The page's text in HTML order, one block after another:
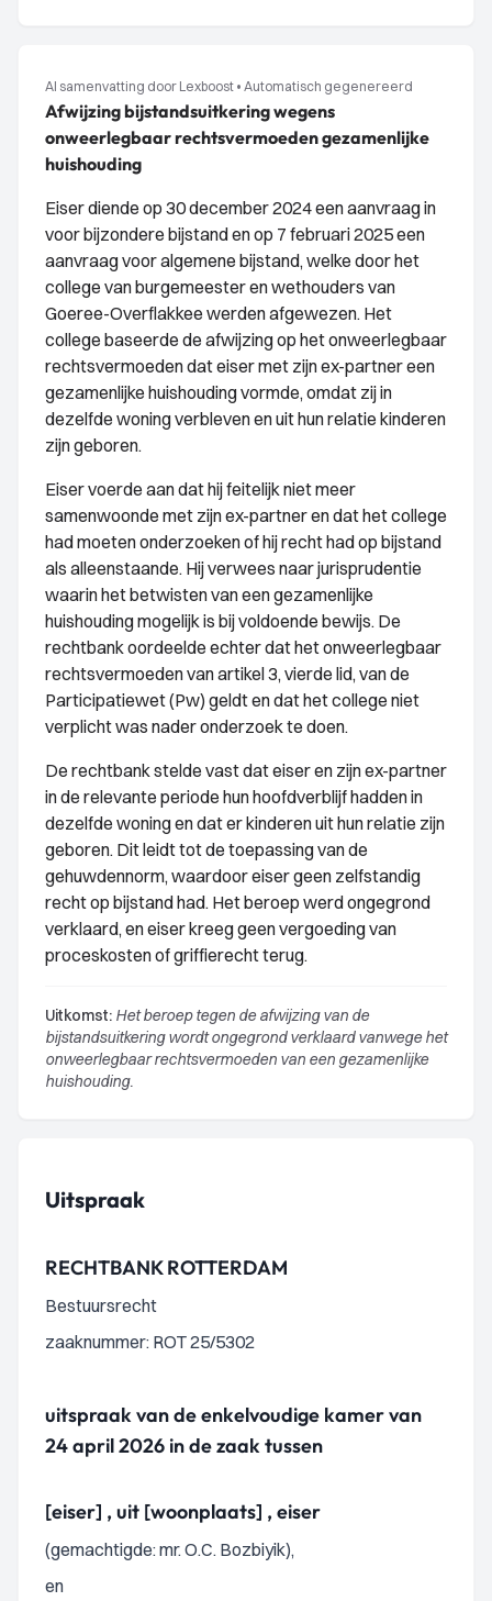
AI samenvatting door Lexboost • Automatisch gegenereerd
Afwijzing bijstandsuitkering wegens
onweerlegbaar rechtsvermoeden gezamenlijke
huishouding
Eiser diende op 30 december 2024 een aanvraag in
voor bijzondere bijstand en op 7 februari 2025 een
aanvraag voor algemene bijstand, welke door het
college van burgemeester en wethouders van
Goeree-Overflakkee werden afgewezen. Het
college baseerde de afwijzing op het onweerlegbaar
rechtsvermoeden dat eiser met zijn ex-partner een
gezamenlijke huishouding vormde, omdat zij in
dezelfde woning verbleven en uit hun relatie kinderen
zijn geboren.
Eiser voerde aan dat hij feitelijk niet meer
samenwoonde met zijn ex-partner en dat het college
had moeten onderzoeken of hij recht had op bijstand
als alleenstaande. Hij verwees naar jurisprudentie
waarin het betwisten van een gezamenlijke
huishouding mogelijk is bij voldoende bewijs. De
rechtbank oordeelde echter dat het onweerlegbaar
rechtsvermoeden van artikel 3, vierde lid, van de
Participatiewet (Pw) geldt en dat het college niet
verplicht was nader onderzoek te doen.
De rechtbank stelde vast dat eiser en zijn ex-partner
in de relevante periode hun hoofdverblijf hadden in
dezelfde woning en dat er kinderen uit hun relatie zijn
geboren. Dit leidt tot de toepassing van de
gehuwdennorm, waardoor eiser geen zelfstandig
recht op bijstand had. Het beroep werd ongegrond
verklaard, en eiser kreeg geen vergoeding van
proceskosten of griffierecht terug.
Uitkomst: Het beroep tegen de afwijzing van de
bijstandsuitkering wordt ongegrond verklaard vanwege het
onweerlegbaar rechtsvermoeden van een gezamenlijke
huishouding.
Uitspraak
RECHTBANK ROTTERDAM
Bestuursrecht
zaaknummer: ROT 25/5302
uitspraak van de enkelvoudige kamer van
24 april 2026 in de zaak tussen
[eiser] , uit [woonplaats] , eiser
(gemachtigde: mr. O.C. Bozbiyik),
en